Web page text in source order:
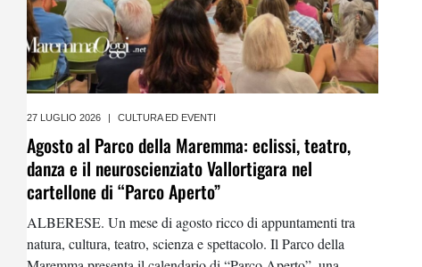
27 LUGLIO 2026 CULTURA ED EVENTI
Agosto al Parco della Maremma: eclissi, teatro,
danza e il neuroscienziato Vallortigara nel
cartellone di “Parco Aperto”
ALBERESE. Un mese di agosto ricco di appuntamenti tra
natura, cultura, teatro, scienza e spettacolo. Il Parco della